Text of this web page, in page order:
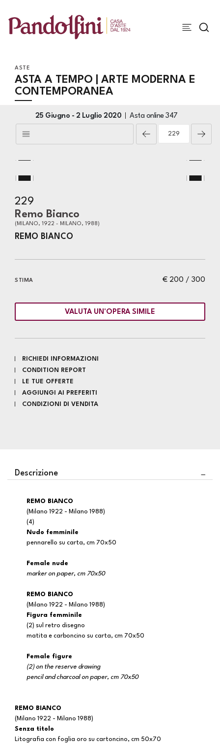
ASTE
ASTA A TEMPO | ARTE MODERNA E
CONTEMPORANEA
25 Giugno - 2 Luglio 2020 Asta online 347
229
Remo Bianco
(MILANO, 1922 - MILANO, 1988)
REMO BIANCO
€ 200 / 300
STIMA
VALUTA UN'OPERA SIMILE
RICHIEDI INFORMAZIONI
CONDITION REPORT
LE TUE OFFERTE
AGGIUNGI AI PREFERITI
CONDIZIONI DI VENDITA
Descrizione
REMO BIANCO
(Milano 1922 - Milano 1988)
(4)
Nudo femminile
pennarello su carta, cm 70x50
Female nude
marker on paper, cm 70x50
REMO BIANCO
(Milano 1922 - Milano 1988)
Figura femminile
(2) sul retro disegno
matita e carboncino su carta, cm 70x50
Female figure
(2) on the reserve drawing
pencil and charcoal on paper, cm 70x50
REMO BIANCO
(Milano 1922 - Milano 1988)
Senza titolo
Litografia con foglia oro su cartoncino, cm 50x70